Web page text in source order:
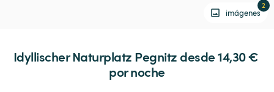
imágenes
2
IdyllischerNaturplatz Pegnitz desde 14,30 €
por noche